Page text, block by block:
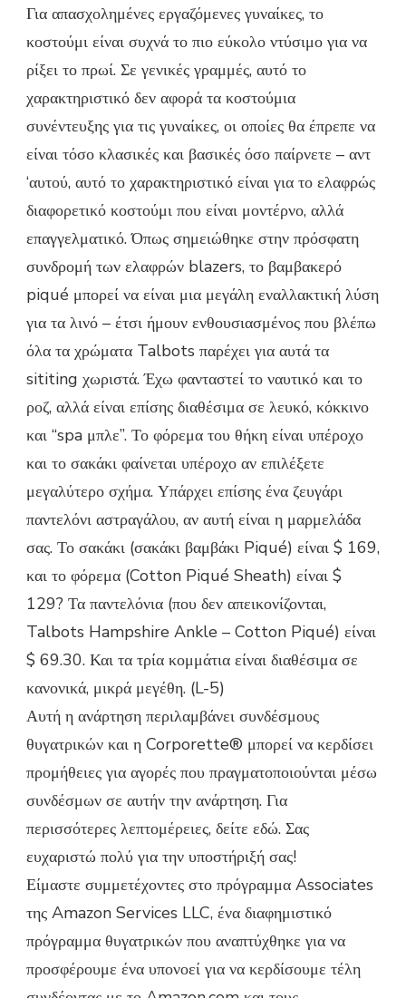
Για απασχολημένες εργαζόμενες γυναίκες, το
κοστούμι είναι συχνά το πιο εύκολο ντύσιμο για να
ρίξει το πρωί. Σε γενικές γραμμές, αυτό το
χαρακτηριστικό δεν αφορά τα κοστούμια
συνέντευξης για τις γυναίκες, οι οποίες θα έπρεπε να
είναι τόσο κλασικές και βασικές όσο παίρνετε – αντ
‘αυτού, αυτό το χαρακτηριστικό είναι για το ελαφρώς
διαφορετικό κοστούμι που είναι μοντέρνο, αλλά
επαγγελματικό. Όπως σημειώθηκε στην πρόσφατη
συνδρομή των ελαφρών blazers, το βαμβακερό
piqué μπορεί να είναι μια μεγάλη εναλλακτική λύση
για τα λινό – έτσι ήμουν ενθουσιασμένος που βλέπω
όλα τα χρώματα Talbots παρέχει για αυτά τα
sititing χωριστά. Έχω φανταστεί το ναυτικό και το
ροζ, αλλά είναι επίσης διαθέσιμα σε λευκό, κόκκινο
και “spa μπλε”. Το φόρεμα του θήκη είναι υπέροχο
και το σακάκι φαίνεται υπέροχο αν επιλέξετε
μεγαλύτερο σχήμα. Υπάρχει επίσης ένα ζευγάρι
παντελόνι αστραγάλου, αν αυτή είναι η μαρμελάδα
σας. Το σακάκι (σακάκι βαμβάκι Piqué) είναι $ 169,
και το φόρεμα (Cotton Piqué Sheath) είναι $
129? Τα παντελόνια (που δεν απεικονίζονται,
Talbots Hampshire Ankle – Cotton Piqué) είναι
$ 69.30. Και τα τρία κομμάτια είναι διαθέσιμα σε
κανονικά, μικρά μεγέθη. (L-5)
Αυτή η ανάρτηση περιλαμβάνει συνδέσμους
θυγατρικών και η Corporette® μπορεί να κερδίσει
προμήθειες για αγορές που πραγματοποιούνται μέσω
συνδέσμων σε αυτήν την ανάρτηση. Για
περισσότερες λεπτομέρειες, δείτε εδώ. Σας
ευχαριστώ πολύ για την υποστήριξή σας!
Είμαστε συμμετέχοντες στο πρόγραμμα Associates
της Amazon Services LLC, ένα διαφημιστικό
πρόγραμμα θυγατρικών που αναπτύχθηκε για να
προσφέρουμε ένα υπονοεί για να κερδίσουμε τέλη